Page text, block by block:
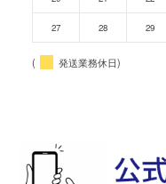
27 28 29
( 発送業務休日)